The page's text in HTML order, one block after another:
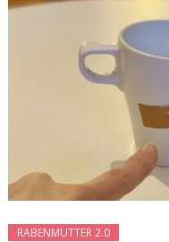
RABENMUTTER 2.0